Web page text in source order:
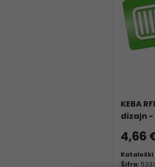
KEBA
dizajn -
4,66
Kataloški
Šifra: